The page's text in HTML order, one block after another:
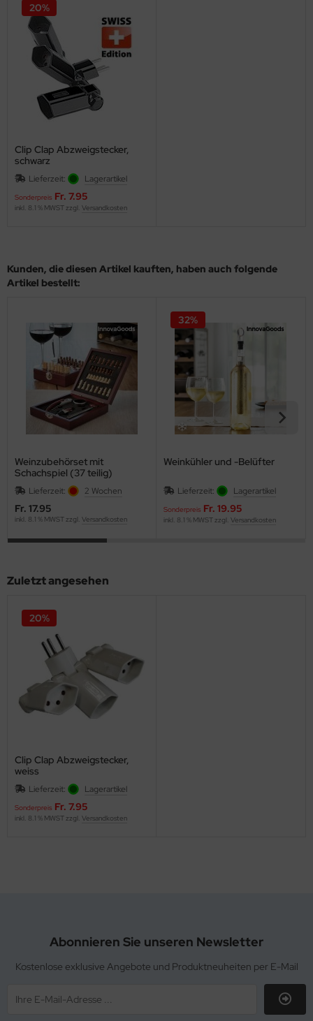
Clip Clap Abzweigstecker,
schwarz
Lieferzeit: Lagerartikel
Sonderpreis Fr. 7.95
20%
inkl. 8.1 % MWST zzgl. Versandkosten
Kunden, die diesen Artikel kauften, haben auch folgende
Artikel bestellt:
Weinzubehörset mit
Schachspiel (37 teilig)
Lieferzeit: 2 Wochen
Fr. 17.95
inkl. 8.1 % MWST zzgl. Versandkosten
Weinkühler und -Belüfter
Lieferzeit: Lagerartikel
Sonderpreis Fr. 19.95
32%
inkl. 8.1 % MWST zzgl. Versandkosten
Zuletzt angesehen
Clip Clap Abzweigstecker,
weiss
Lieferzeit: Lagerartikel
Sonderpreis Fr. 7.95
20%
inkl. 8.1 % MWST zzgl. Versandkosten
Abonnieren Sie unseren Newsletter
Kostenlose exklusive Angebote und Produktneuheiten per E-Mail